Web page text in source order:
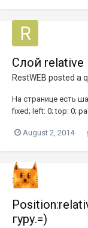
Слой relative
RestWEB posted a
На странице есть
fixed; left: 0; top: 0;
.jcarousel ul {
August 2, 2014
гуру.=)